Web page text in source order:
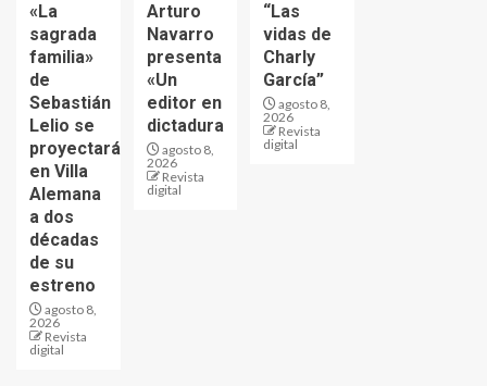
«La
sagrada
familia»
de
Sebastián
Lelio se
proyectará
en Villa
Alemana
a dos
décadas
de su
estreno
agosto 8,
2026
Revista
digital
Arturo
Navarro
presenta
«Un
editor en
dictadura
agosto 8,
2026
Revista
digital
“Las
vidas de
Charly
García”
agosto 8,
2026
Revista
digital